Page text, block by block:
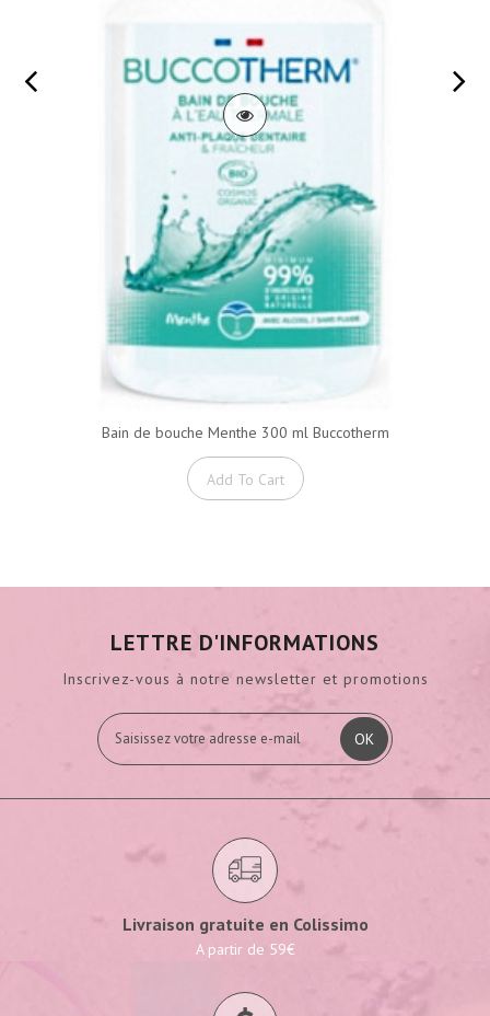
Bain de bouche Menthe 300 ml Buccotherm
Add To Cart
LETTRE D'INFORMATIONS
Inscrivez-vous à notre newsletter et promotions
OK
Livraison gratuite en Colissimo
A partir de 59€